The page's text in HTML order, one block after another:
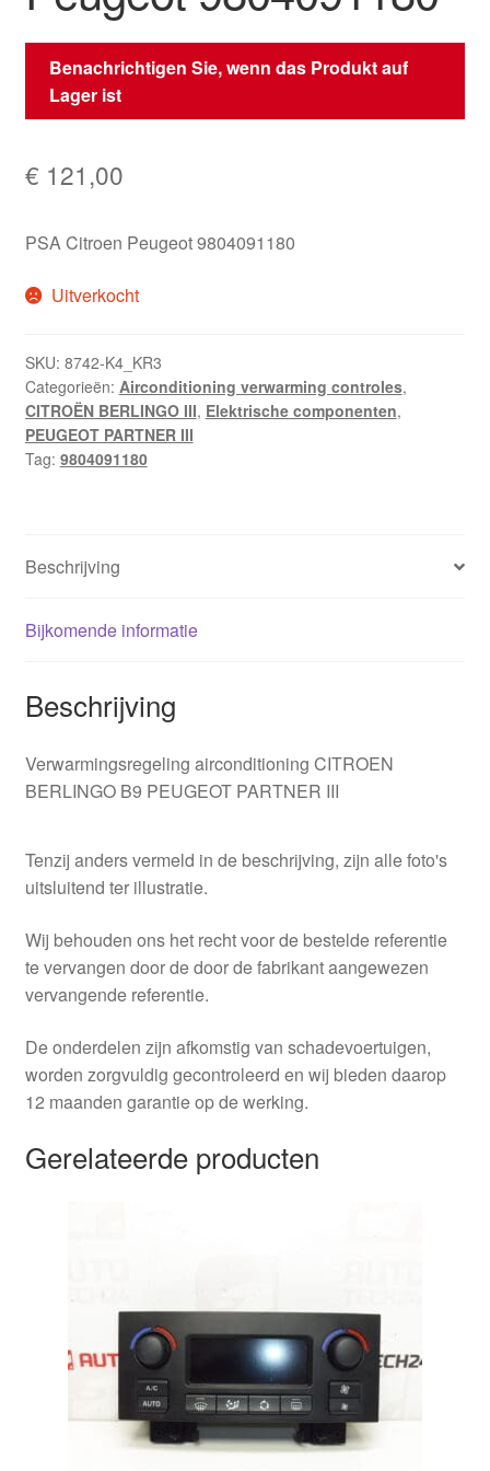
Benachrichtigen Sie, wenn das Produkt auf
Lager ist
€ 121,00
PSA Citroen Peugeot 9804091180
Uitverkocht
SKU: 8742-K4_KR3
Categorieën: Airconditioning verwarming controles,
CITROËN BERLINGO III, Elektrische componenten,
PEUGEOT PARTNER III
Tag: 9804091180
Beschrijving
Bijkomende informatie
Beschrijving
Verwarmingsregeling airconditioning CITROEN
BERLINGO B9 PEUGEOT PARTNER III
Tenzij anders vermeld in de beschrijving, zijn alle foto's
uitsluitend ter illustratie.
Wij behouden ons het recht voor de bestelde referentie
te vervangen door de door de fabrikant aangewezen
vervangende referentie.
De onderdelen zijn afkomstig van schadevoertuigen,
worden zorgvuldig gecontroleerd en wij bieden daarop
12 maanden garantie op de werking.
Gerelateerde producten